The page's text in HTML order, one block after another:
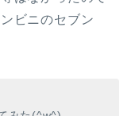
ビニのセブン